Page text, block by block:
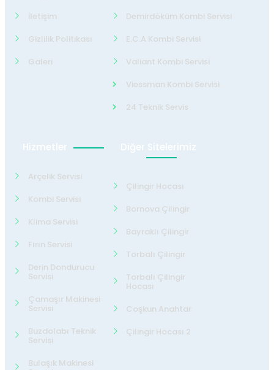
İletişim
Gizlilik Politikası
Galeri
Demirdöküm Kombi Servisi
E.C.A Kombi Servisi
Valiant Kombi Servisi
Viessman Kombi Servisi
24 Teknik Servis
Hizmetler
Arçelik Servisi
Kombi Servisi
Klima Servisi
Fırın Servisi
Derin Dondurucu
Servisi
Çamaşır Makinesi
Servisi
Buzdolabı Teknik
Servisi
Bulaşık Makinesi
Diğer Sitelerimiz
Çilingir Hocası
Bornova Çilingir
Bayraklı Çilingir
Torbalı Çilingir
Torbalı Çilingir
Hocası
Coşkun Anahtar
Çilingir Hocası 2